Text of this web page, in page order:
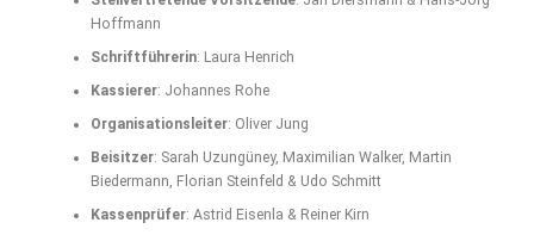
Hoffmann
Schriftführerin: Laura Henrich
Kassierer: Johannes Rohe
Organisationsleiter: Oliver Jung
Beisitzer: Sarah Uzungüney, Maximilian Walker, Martin
Biedermann, Florian Steinfeld & Udo Schmitt
Kassenprüfer: Astrid Eisenla & Reiner Kirn